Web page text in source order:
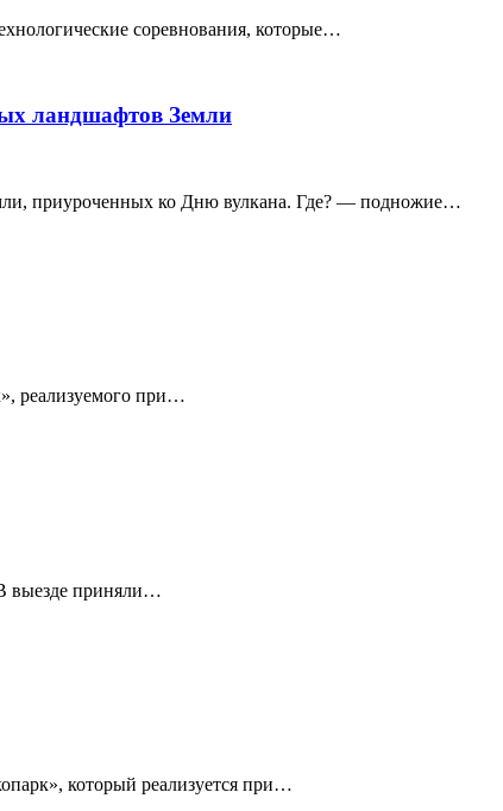
соревнования, которые…
ландшафтов Земли
приуроченных ко Дню вулкана. Где? — подножие…
реализуемого при…
выезде приняли…
который реализуется при…